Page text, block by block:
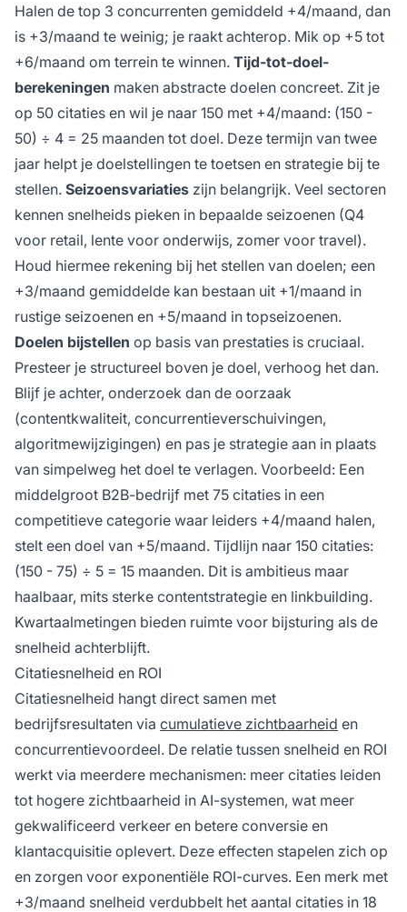
Halen de top 3 concurrenten gemiddeld +4/maand, dan
is +3/maand te weinig; je raakt achterop. Mik op +5 tot
+6/maand om terrein te winnen. Tijd-tot-doel-
berekeningen maken abstracte doelen concreet. Zit je
op 50 citaties en wil je naar 150 met +4/maand: (150 -
50) ÷ 4 = 25 maanden tot doel. Deze termijn van twee
jaar helpt je doelstellingen te toetsen en strategie bij te
stellen. Seizoensvariaties zijn belangrijk. Veel sectoren
kennen snelheids pieken in bepaalde seizoenen (Q4
voor retail, lente voor onderwijs, zomer voor travel).
Houd hiermee rekening bij het stellen van doelen; een
+3/maand gemiddelde kan bestaan uit +1/maand in
rustige seizoenen en +5/maand in topseizoenen.
Doelen bijstellen op basis van prestaties is cruciaal.
Presteer je structureel boven je doel, verhoog het dan.
Blijf je achter, onderzoek dan de oorzaak
(contentkwaliteit, concurrentieverschuivingen,
algoritmewijzigingen) en pas je strategie aan in plaats
van simpelweg het doel te verlagen. Voorbeeld: Een
middelgroot B2B-bedrijf met 75 citaties in een
competitieve categorie waar leiders +4/maand halen,
stelt een doel van +5/maand. Tijdlijn naar 150 citaties:
(150 - 75) ÷ 5 = 15 maanden. Dit is ambitieus maar
haalbaar, mits sterke contentstrategie en linkbuilding.
Kwartaalmetingen bieden ruimte voor bijsturing als de
snelheid achterblijft.
Citatiesnelheid en ROI
Citatiesnelheid hangt direct samen met
bedrijfsresultaten via cumulatieve zichtbaarheid en
concurrentievoordeel. De relatie tussen snelheid en ROI
werkt via meerdere mechanismen: meer citaties leiden
tot hogere zichtbaarheid in AI-systemen, wat meer
gekwalificeerd verkeer en betere conversie en
klantacquisitie oplevert. Deze effecten stapelen zich op
en zorgen voor exponentiële ROI-curves. Een merk met
+3/maand snelheid verdubbelt het aantal citaties in 18